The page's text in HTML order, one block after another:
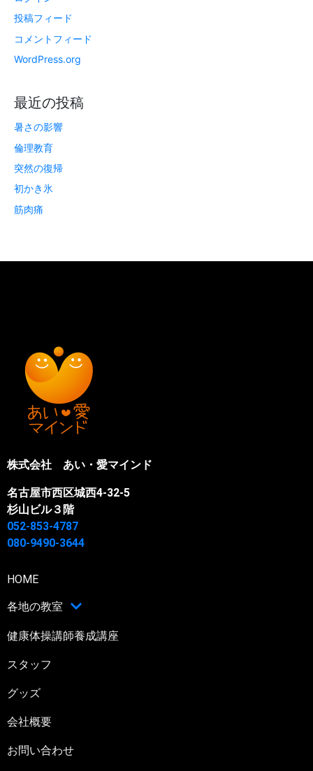
投稿フィード
コメントフィード
WordPress.org
最近の投稿
暑さの影響
倫理教育
突然の復帰
初かき氷
筋肉痛
株式会社 あい・愛マインド
名古屋市西区城西4-32-5
杉山ビル３階
052-853-4787
080-9490-3644
HOME
各地の教室
健康体操講師養成講座
スタッフ
グッズ
会社概要
お問い合わせ